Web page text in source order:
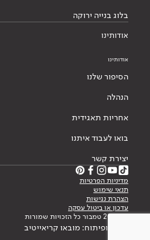
בלוג בנייה ירוקה
אודותינו
אודותינו
הסיפור שלנו
הנהלה
אחריות תאגידית
בואו לעבוד איתנו
יצירת קשר
מדיניות הפרטיות
תנאי שימוש
הצהרת נגישות
עדכון או ביטול עסקה
© 2026 טמבור כל הזכויות שמורות
עיצוב ופיתוח: מובאו קריאייטיב